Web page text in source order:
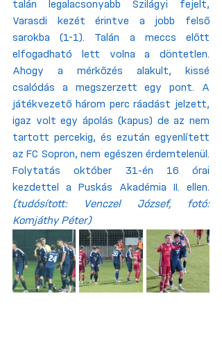
talán legalacsonyabb Szilágyi fejelt,
Varasdi kezét érintve a jobb felső
sarokba (1-1). Talán a meccs előtt
elfogadható lett volna a döntetlen.
Ahogy a mérkőzés alakult, kissé
csalódás a megszerzett egy pont. A
játékvezető három perc ráadást jelzett,
igaz volt egy ápolás (kapus) de az nem
tartott percekig, és ezután egyenlített
az FC Sopron, nem egészen érdemtelenül.
Folytatás október 31-én 16 órai
(tudósított: Venczel József, fotó:
Komjáthy Péter)